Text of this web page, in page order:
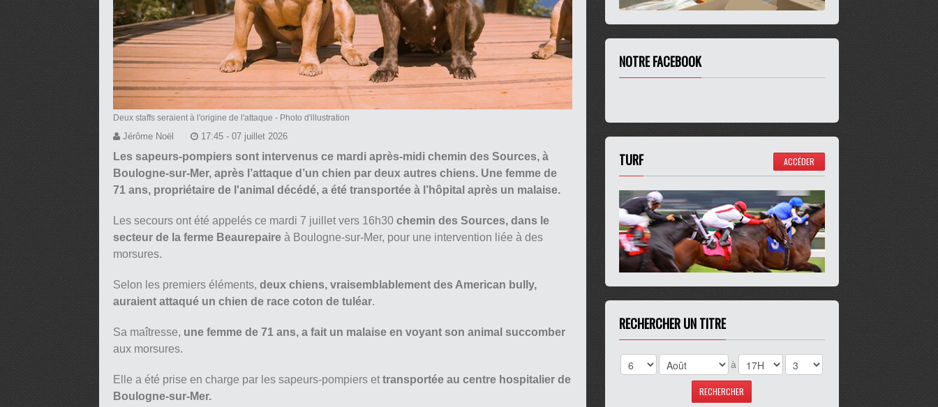
Deux staffs seraient à l'origine de l'attaque - Photo d'illustration
Jérôme Noël 17:45 - 07 juillet 2026
Les sapeurs-pompiers sont intervenus ce mardi après-midi chemin des Sources, à
Boulogne-sur-Mer, après l’attaque d’un chien par deux autres chiens. Une femme de
71 ans, propriétaire de l'animal décédé, a été transportée à l’hôpital après un malaise.
Les secours ont été appelés ce mardi 7 juillet vers 16h30 chemin des Sources, dans le
secteur de la ferme Beaurepaire à Boulogne-sur-Mer, pour une intervention liée à des
morsures.
Selon les premiers éléments, deux chiens, vraisemblablement des American bully,
auraient attaqué un chien de race coton de tuléar.
Sa maîtresse, une femme de 71 ans, a fait un malaise en voyant son animal succomber
aux morsures.
Elle a été prise en charge par les sapeurs-pompiers et transportée au centre hospitalier de
Boulogne-sur-Mer.
NOTRE FACEBOOK
TURF ACCÉDER
RECHERCHER UN TITRE
à